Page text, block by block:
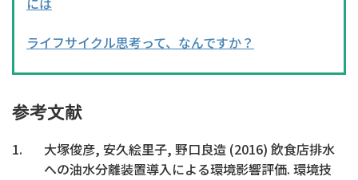
ライフサイクル思考って、なんですか？
参考文献
大塚俊彦, 安久絵里子, 野口良造 (2016) 飲食店排水
への油水分離装置導入による環境影響評価. 環境技